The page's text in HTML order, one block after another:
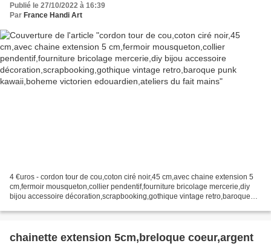
décoration,scrapbooking,gothique vintage
edouardien,ateliers du fait mains
Publié le 27/10/2022 à 16:39
Par France Handi Art
4 €uros - cordon tour de cou,coton ciré noir,45 cm,avec chaine extension 5
cm,fermoir mousqueton,collier pendentif,fourniture bricolage mercerie,diy
bijou accessoire décoration,scrapbooking,gothique vintage retro,baroque
chainette extension 5cm,breloque coeur,argent